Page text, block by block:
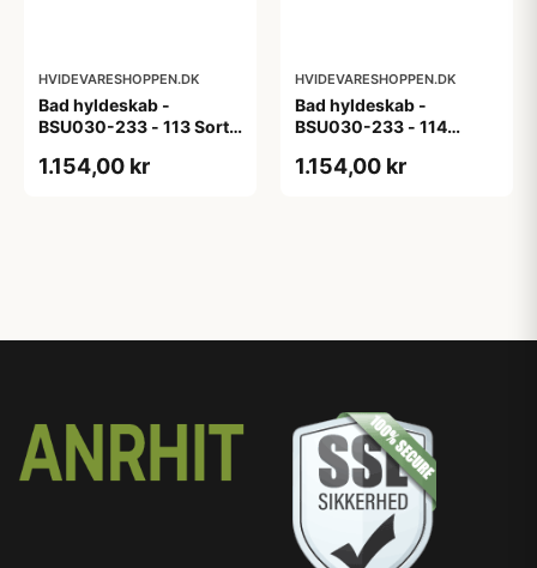
HVIDEVARESHOPPEN.DK
Bad hyldeskab -
BSU030-233 - 113 Sort
1.154,00 kr
HVIDEVARESHOPPEN.DK
Bad hyldeskab -
BSU030-233 - 114
m/eg ABS-kant
1.154,00 kr